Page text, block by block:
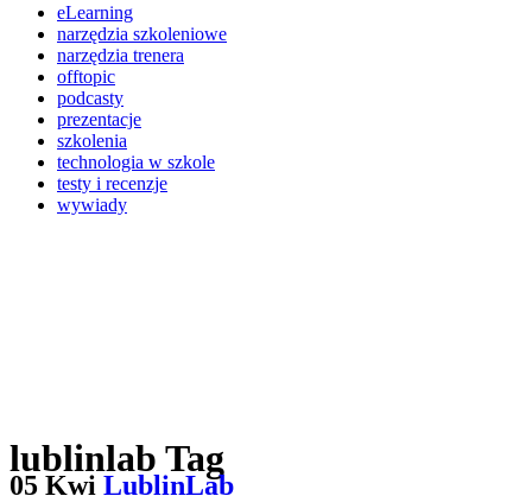
eLearning
narzędzia szkoleniowe
narzędzia trenera
offtopic
podcasty
prezentacje
szkolenia
technologia w szkole
testy i recenzje
wywiady
lublinlab Tag
05 Kwi LublinLab